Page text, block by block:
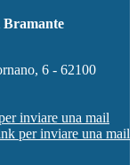
6 - 62100
inviare una mail
per inviare una mail